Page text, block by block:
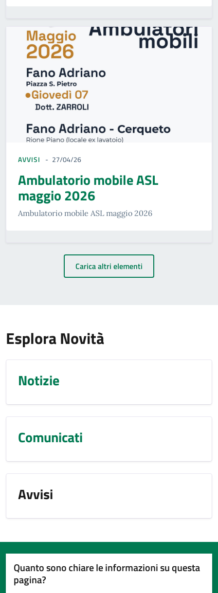
AVVISI 27/04/26
Ambulatorio mobile ASL
maggio 2026
Ambulatorio mobile ASL maggio 2026
Carica altri elementi
Esplora Novità
Notizie
Comunicati
Avvisi
Quanto sono chiare le informazioni su questa
pagina?